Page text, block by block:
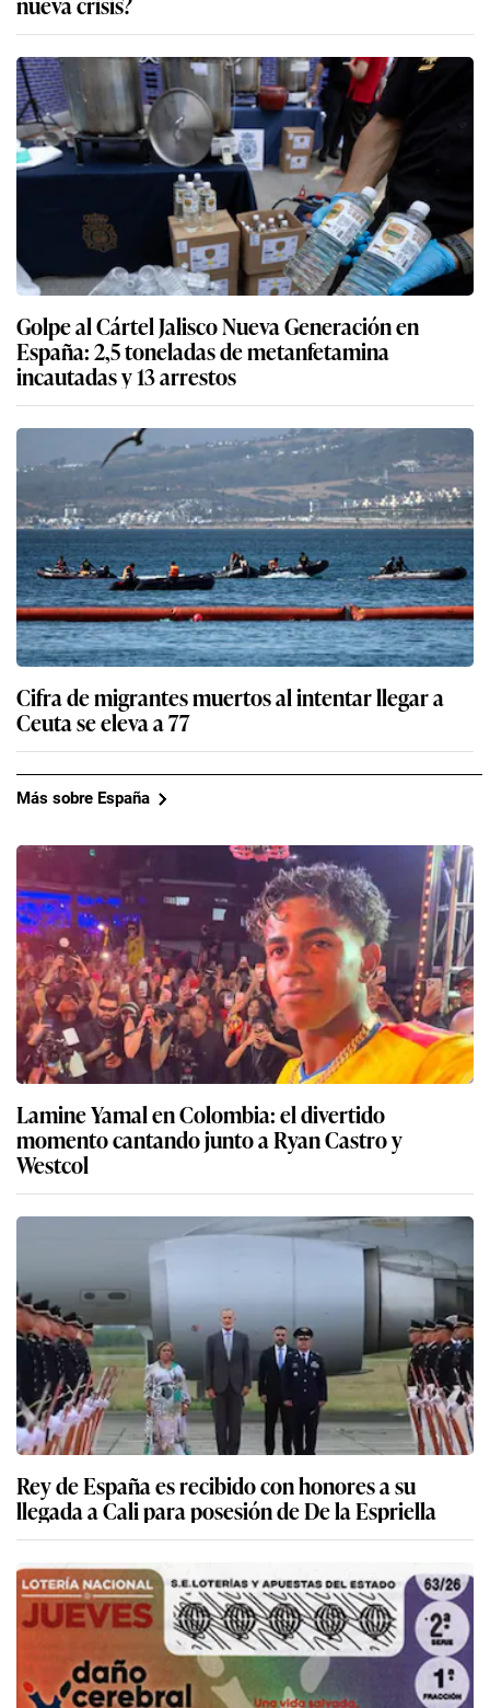
Golpe al Cártel Jalisco Nueva Generación en
España: 2,5 toneladas de metanfetamina
incautadas y 13 arrestos
Cifra de migrantes muertos al intentar llegar a
Ceuta se eleva a 77
Más sobre España
Lamine Yamal en Colombia: el divertido
momento cantando junto a Ryan Castro y
Westcol
Rey de España es recibido con honores a su
llegada a Cali para posesión de De la Espriella